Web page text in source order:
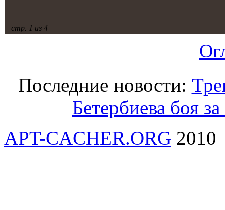
стр. 1 из 4
Последние новости:
Бетербиева боя
APT-CACHER.ORG 2010